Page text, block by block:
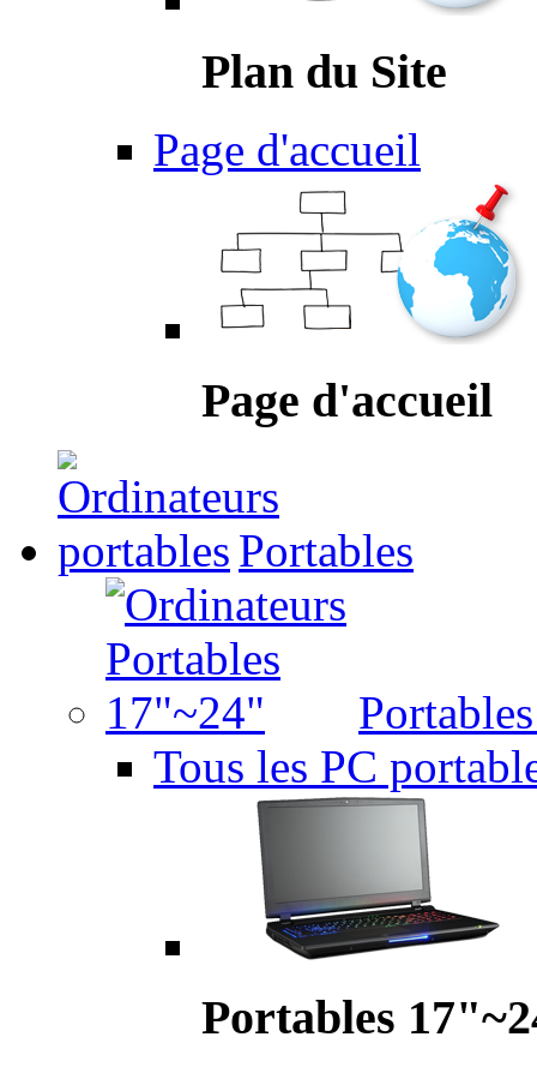
Plan du Site
Page d'accueil
Page d'accueil
Portables
Tous les PC
Portables